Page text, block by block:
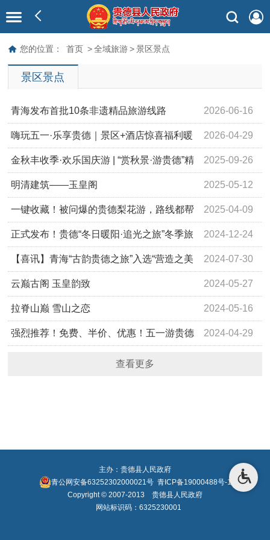
您的位置： 首页 > 全域旅游 > 景区景点
景区景点
2026-06-16
青海发布首批10条非遗精品旅游线路
2026-04-29
嗨玩五一·乐享贵德｜景区+酒店惊喜福利暖
心来袭 2025-09-26
金秋丰收季·欢乐国庆游 | “赏秋景·游贵德”精
品旅游线路来啦！ 2025-05-12
明清建筑——玉皇阁
2025-04-09
一键收藏！被问爆的贵德梨花游，路线都帮
你规划好了! 2024-12-24
正式发布！贵德“冬日暖阳·追光之旅”冬季旅
游主题系列活动预告来袭！ 2024-07-30
【喜讯】青海“古韵贵德之旅”入选“营造之美
自在乡村”全国乡村旅游精… 2024-05-27
云巅古阁 玉皇韵致
2024-05-16
拉脊山巅 雪山之恋
2024-04-29
强烈推荐！免费、半价、优惠！五一游贵德
景区优惠、精品线路汇总！
查看更多
主办：贵德县人民政府
青公网安备63252302000021号 青ICP备19000488号-1
Copyright © 2007-2013 贵德县人民政府
网站标识码：6325230001